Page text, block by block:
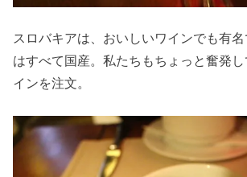
スロバキアは、おいしいワインでも有
はすべて国産。私たちもちょっと奮発
インを注文。